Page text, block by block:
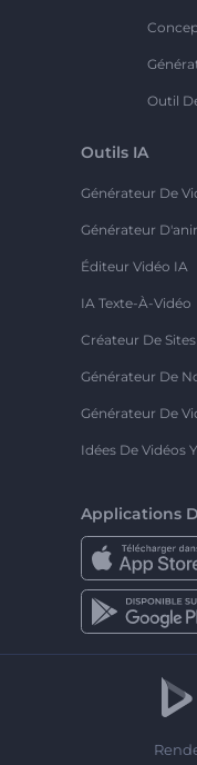
Outil
Outils IA
Générateur De
Générateur
Éditeur Vidéo IA
IA Texte-À-Vidéo
Créateur De
Générateur De
Générateur De
Idées De Vidéos
Applications